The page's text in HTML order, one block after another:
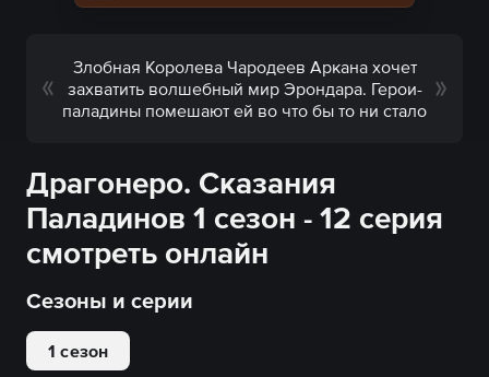
Злобная Королева Чародеев Аркана хочет
захватить волшебный мир Эрондара. Герои-
паладины помешают ей во что бы то ни стало
Драгонеро. Сказания
Паладинов 1 сезон - 12 серия
смотреть онлайн
Сезоны и серии
1 сезон